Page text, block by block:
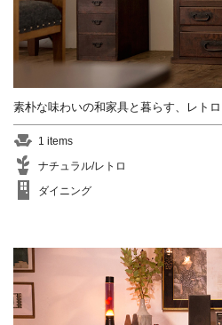
素朴な味わいの和家具と暮らす、レト
1 items
ナチュラル/レトロ
ダイニング